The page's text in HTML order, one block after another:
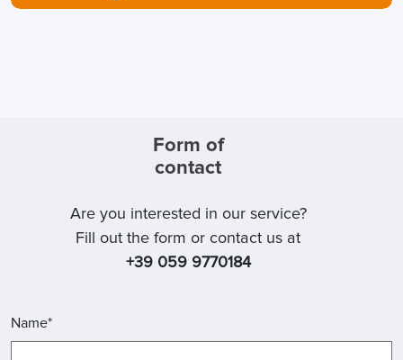
Form of
contact
Are you interested in our service?
Fill out the form or contact us at
+39 059 9770184
Name*